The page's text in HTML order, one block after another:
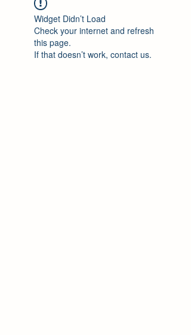
Widget Didn’t Load
Check your internet and refresh
this page.
If that doesn’t work, contact us.